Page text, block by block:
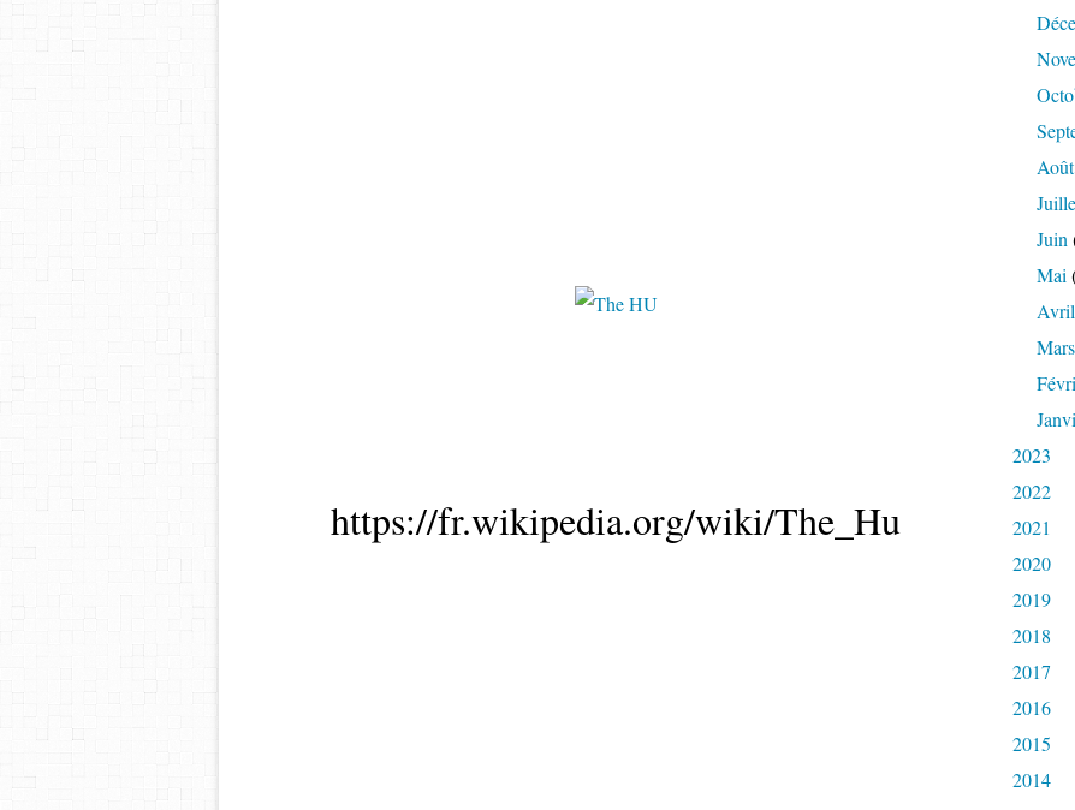
https://fr.wikipedia.org/wiki/The_Hu
Août
Juin
Mai
Avril
Mars
2023
2022
2021
2020
2019
2018
2017
2016
2015
2014